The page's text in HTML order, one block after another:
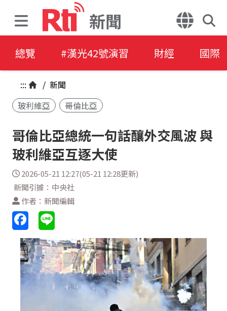
新聞
總覽 #漢光42號演習 財經 國際
::: / 新聞
玻利維亞
哥倫比亞
哥倫比亞總統一句話釀外交風波 與
玻利維亞互逐大使
2026-05-21 12:27(05-21 12:28更新)
新聞引據：中央社
作者：新聞編輯